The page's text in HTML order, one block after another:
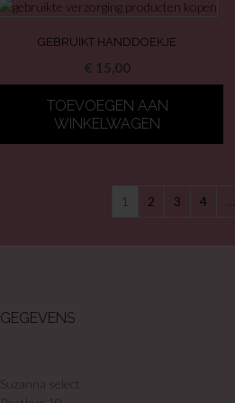
GEBRUIKT HANDDOEKJE
€ 15,00
TOEVOEGEN AAN
WINKELWAGEN
1 2 3 4 …
GEGEVENS
Suzanna select